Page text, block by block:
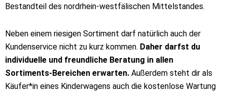
Bestandteil des nordrhein-westfälischen Mittelstandes.
Neben einem riesigen Sortiment darf natürlich auch der
Kundenservice nicht zu kurz kommen. Daher darfst du
individuelle und freundliche Beratung in allen
Sortiments-Bereichen erwarten. Außerdem steht dir als
Käufer*in eines Kinderwagens auch die kostenlose Wartung